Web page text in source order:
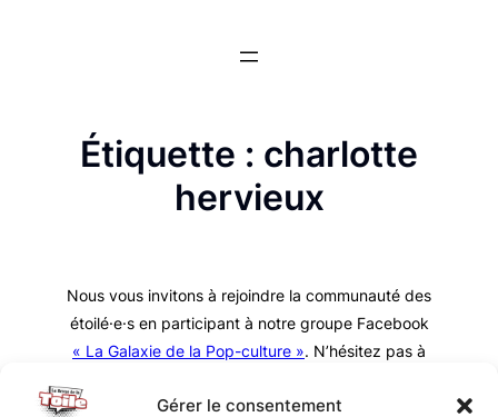
Gérer le consentement
Étiquette : charlotte
hervieux
Nous vous invitons à rejoindre la communauté des
étoilé·e·s en participant à notre groupe Facebook
« La Galaxie de la Pop-culture ». N’hésitez pas à